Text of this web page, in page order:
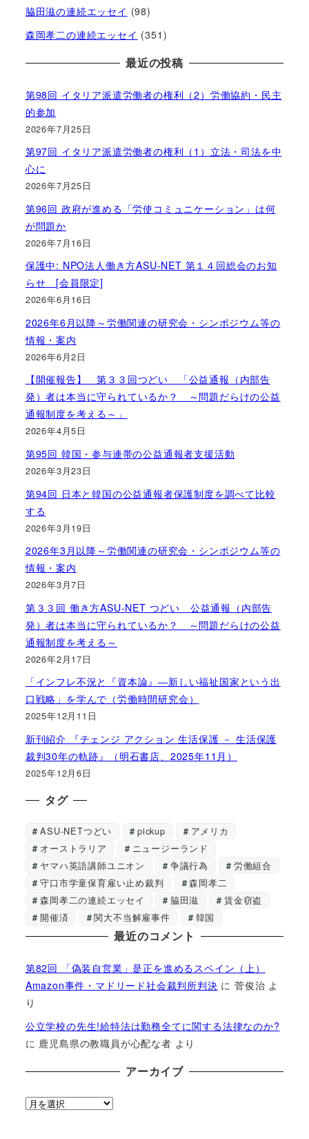
脇田滋の連続エッセイ (98)
森岡孝二の連続エッセイ (351)
最近の投稿
第98回 イタリア派遣労働者の権利（2）労働協約・民主
的参加
2026年7月25日
第97回 イタリア派遣労働者の権利（1）立法・司法を中
心に
2026年7月25日
第96回 政府が進める「労使コミュニケーション」は何
が問題か
2026年7月16日
保護中: NPO法人働き方ASU-NET 第１４回総会のお知
らせ [会員限定]
2026年6月16日
2026年6月以降～労働関連の研究会・シンポジウム等の
情報・案内
2026年6月2日
【開催報告】 第３３回つどい 「公益通報（内部告
発）者は本当に守られているか？ ～問題だらけの公益
通報制度を考える～」
2026年4月5日
第95回 韓国・参与連帯の公益通報者支援活動
2026年3月23日
第94回 日本と韓国の公益通報者保護制度を調べて比較
する
2026年3月19日
2026年3月以降～労働関連の研究会・シンポジウム等の
情報・案内
2026年3月7日
第３３回 働き方ASU-NET つどい 公益通報（内部告
発）者は本当に守られているか？ ～問題だらけの公益
通報制度を考える～
2026年2月17日
「インフレ不況と『資本論』―新しい福祉国家という出
口戦略」を学んで（労働時間研究会）
2025年12月11日
新刊紹介 『チェンジ アクション 生活保護 － 生活保護
裁判30年の軌跡』（明石書店、2025年11月）
2025年12月6日
タグ
ASU-NETつどい pickup
アメリカ
オーストラリア
ニュージーランド
ヤマハ英語講師ユニオン
争議行為
労働組合
守口市学童保育雇い止め裁判
森岡孝二
森岡孝二の連続エッセイ
脇田滋
賃金窃盗
開催済
関大不当解雇事件 韓国
最近のコメント
第82回 「偽装自営業」是正を進めるスペイン（上）
Amazon事件・マドリード社会裁判所判決 に菅俊治 よ
り
公立学校の先生!給特法は勤務全てに関する法律なのか?
に 鹿児島県の教職員が心配な者 より
アーカイブ
ア